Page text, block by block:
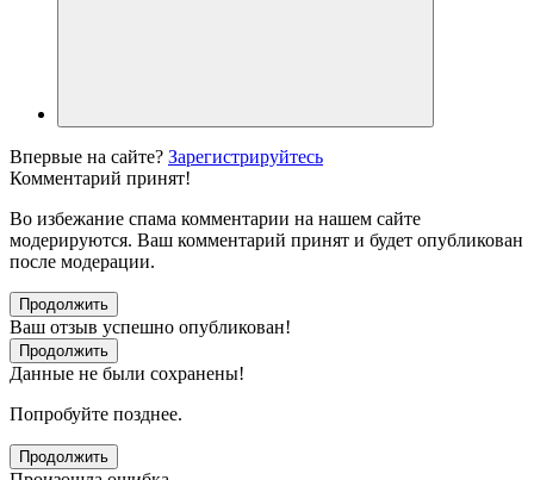
Впервые на сайте? Зарегистрируйтесь
Комментарий принят!
Во избежание спама комментарии на нашем сайте
модерируются. Ваш комментарий принят и будет опубликован
после модерации.
Продолжить
Ваш отзыв успешно опубликован!
Продолжить
Данные не были сохранены!
Попробуйте позднее.
Продолжить